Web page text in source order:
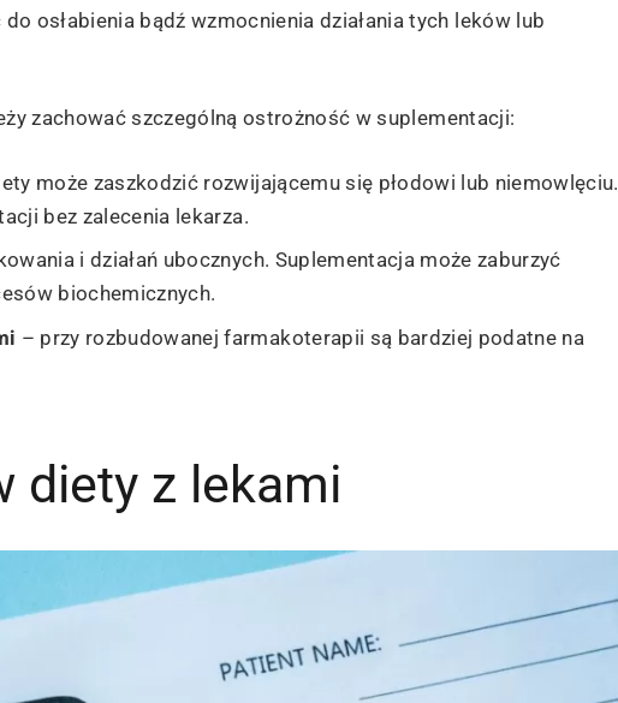
osłabienia bądź wzmocnienia działania tych leków lub
zachować szczególną ostrożność w suplementacji:
może zaszkodzić rozwijającemu się płodowi lub niemowlęciu.
bez zalecenia lekarza.
i działań ubocznych. Suplementacja może zaburzyć
biochemicznych.
– przy rozbudowanej farmakoterapii są bardziej podatne na
diety z lekami